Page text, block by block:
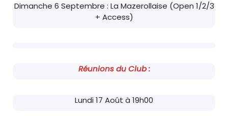
Dimanche 6 Septembre : La Mazerollaise (Open 1/2/3
+ Access)
Réunions du Club :
Lundi 17 Août à 19h00